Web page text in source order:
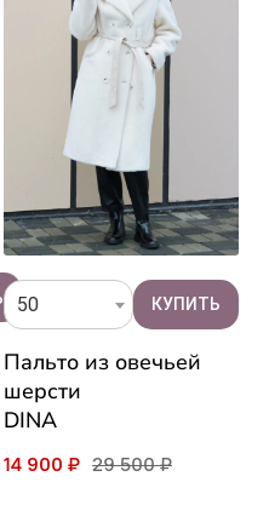
50
Пальто из овечьей
шерсти
DINA
14 900 ₽ 29 500 ₽